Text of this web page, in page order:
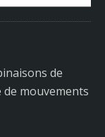
de
mouvements